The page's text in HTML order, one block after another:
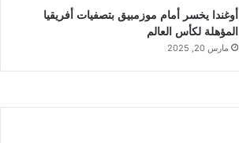
أوغندا يخسر أمام موزمبيق بتصفيات أفريقيا
المؤهلة لكأس العالم
مارس 20, 2025